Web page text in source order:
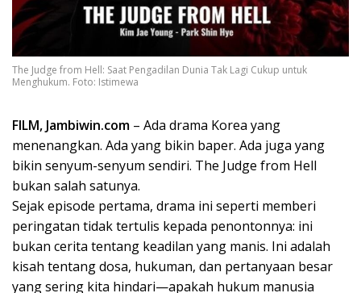
The Judge from Hell: Saat Pengadilan Dunia Tak Lagi Cukup untuk
Menghukum. Foto: Istimewa
FILM, Jambiwin.com – Ada drama Korea yang
menenangkan. Ada yang bikin baper. Ada juga yang
bikin senyum-senyum sendiri. The Judge from Hell
bukan salah satunya.
Sejak episode pertama, drama ini seperti memberi
peringatan tidak tertulis kepada penontonnya: ini
bukan cerita tentang keadilan yang manis. Ini adalah
kisah tentang dosa, hukuman, dan pertanyaan besar
yang sering kita hindari—apakah hukum manusia